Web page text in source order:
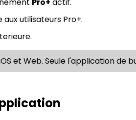
utilisateurs Pro+.
et Web. Seule l'application de